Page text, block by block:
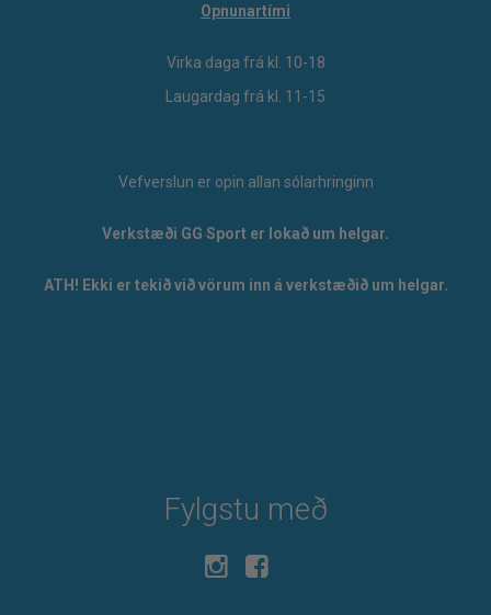
Opnunartími
Virka daga frá kl. 10-18
Laugardag frá kl. 11-15
Vefverslun er opin allan sólarhringinn
Verkstæði GG Sport er lokað um helgar.
ATH! Ekki er tekið við vörum inn á verkstæðið um helgar.
Fylgstu með